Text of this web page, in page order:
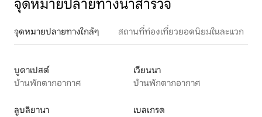
จุดหมายปลายทางน่าสำรวจ
จุดหมายปลายทางใกล้ๆ สถานที่ท่องเที่ยวยอดนิยมในละแวก
บูดาเปสต์
บ้านพักตากอากาศ
เวียนนา
บ้านพักตากอากาศ
ลูบลิยานา
เบลเกรด